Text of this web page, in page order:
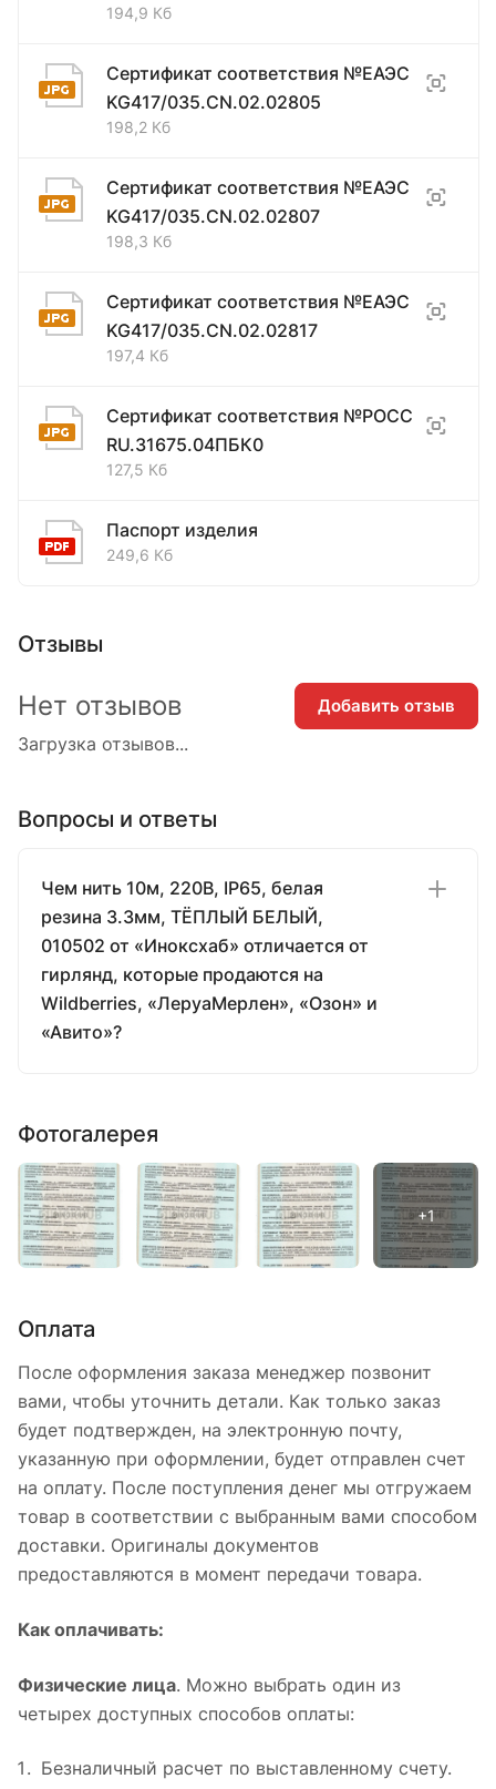
194,9 Кб
Сертификат соответствия №ЕАЭС
KG417/035.CN.02.02805
198,2 Кб
Сертификат соответствия №ЕАЭС
KG417/035.CN.02.02807
198,3 Кб
Сертификат соответствия №ЕАЭС
KG417/035.CN.02.02817
197,4 Кб
Сертификат соответствия №РОСС
RU.31675.04ПБК0
127,5 Кб
Паспорт изделия
249,6 Кб
Отзывы
Загрузка отзывов...
Нет отзывов Добавить отзыв
Вопросы и ответы
Чем нить 10м, 220В, IP65, белая
резина 3.3мм, ТЁПЛЫЙ БЕЛЫЙ,
010502 от «Иноксхаб» отличается от
гирлянд, которые продаются на
Wildberries, «ЛеруаМерлен», «Озон» и
«Авито»?
Фотогалерея
Оплата
После оформления заказа менеджер позвонит
вами, чтобы уточнить детали. Как только заказ
будет подтвержден, на электронную почту,
указанную при оформлении, будет отправлен счет
на оплату. После поступления денег мы отгружаем
товар в соответствии с выбранным вами способом
доставки. Оригиналы документов
предоставляются в момент передачи товара.
Как оплачивать:
Физические лица. Можно выбрать один из
четырех доступных способов оплаты:
Безналичный расчет по выставленному счету.